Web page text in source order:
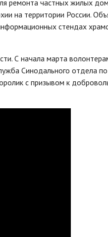
ремонта частных жилых
на территории России.
стендах
С начала марта
Синодального отдела
с призывом к